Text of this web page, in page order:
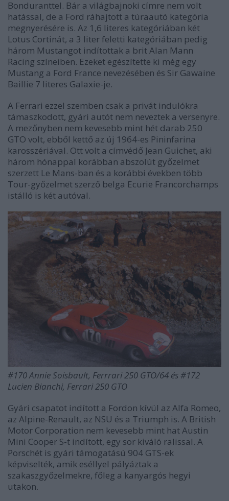
Bonduranttel. Bár a világbajnoki címre nem volt
hatással, de a Ford ráhajtott a túraautó kategória
megnyerésére is. Az 1,6 literes kategóriában két
Lotus Cortinát, a 3 liter feletti kategóriában pedig
három Mustangot indítottak a brit Alan Mann
Racing színeiben. Ezeket egészítette ki még egy
Mustang a Ford France nevezésében és Sir Gawaine
Baillie 7 literes Galaxie-je.
A Ferrari ezzel szemben csak a privát indulókra
támaszkodott, gyári autót nem neveztek a versenyre.
A mezőnyben nem kevesebb mint hét darab 250
GTO volt, ebből kettő az új 1964-es Pininfarina
karosszériával. Ott volt a címvédő Jean Guichet, aki
három hónappal korábban abszolút győzelmet
szerzett Le Mans-ban és a korábbi években több
Tour-győzelmet szerző belga Ecurie Francorchamps
istálló is két autóval.
#170 Annie Soisbault, Ferrrari 250 GTO/64 és #172
Lucien Bianchi, Ferrari 250 GTO
Gyári csapatot indított a Fordon kívül az Alfa Romeo,
az Alpine-Renault, az NSU és a Triumph is. A British
Motor Corporation nem kevesebb mint hat Austin
Mini Cooper S-t indított, egy sor kiváló ralissal. A
Porschét is gyári támogatású 904 GTS-ek
képviselték, amik eséllyel pályáztak a
szakaszgyőzelmekre, főleg a kanyargós hegyi
utakon.